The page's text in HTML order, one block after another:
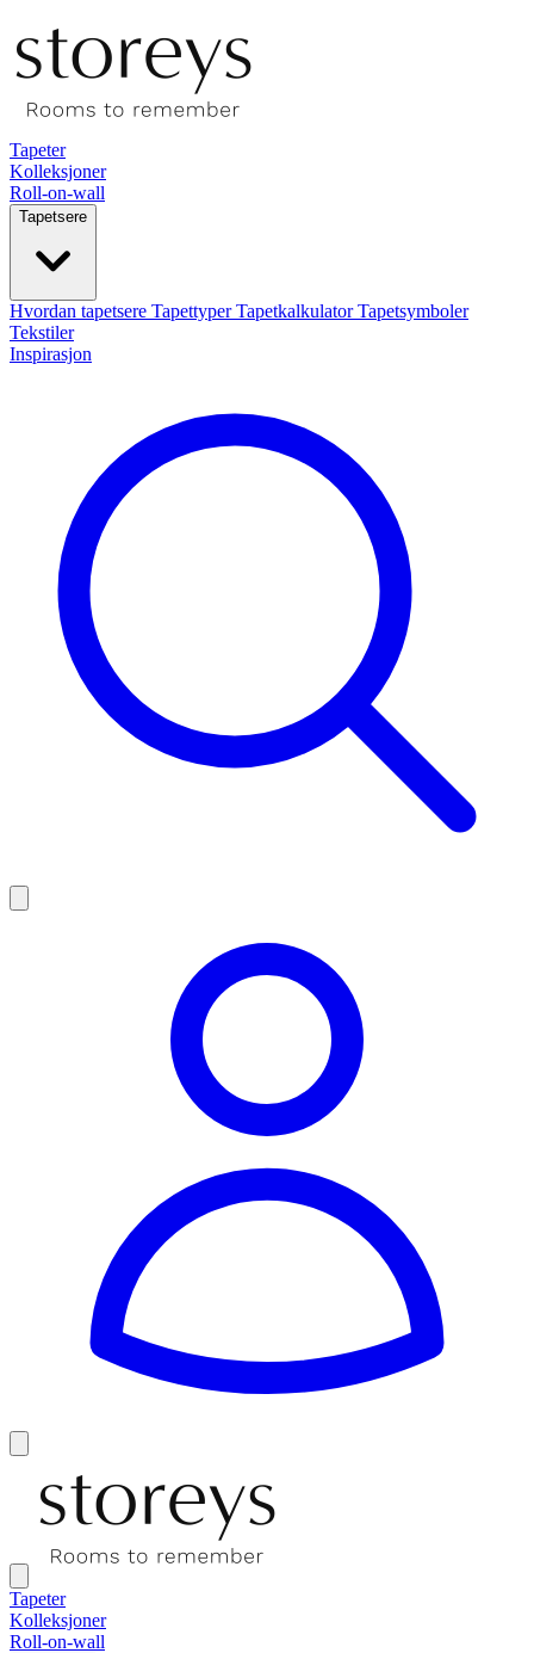
Tapeter
Kolleksjoner
Roll-on-wall
Tapetsere
Hvordan tapetsere TapettyperTapetkalkulatorTapetsymboler
Tekstiler
Inspirasjon
Tapeter
Kolleksjoner
Roll-on-wall